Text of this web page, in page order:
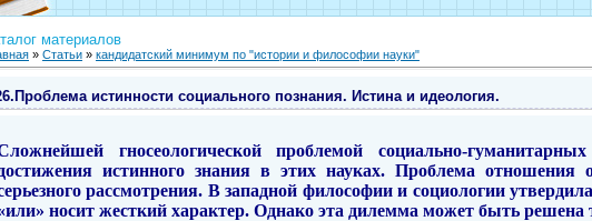
материалов
» Статьи » кандидатский минимум по "истории и философии науки"
истинности социального познания. Истина и идеология.
гносеологической проблемой социально-
истинного знания в этих науках. Проблема отношения
рассмотрения. В западной философии и социологии
носит жесткий характер. Однако эта дилемма может быть решена